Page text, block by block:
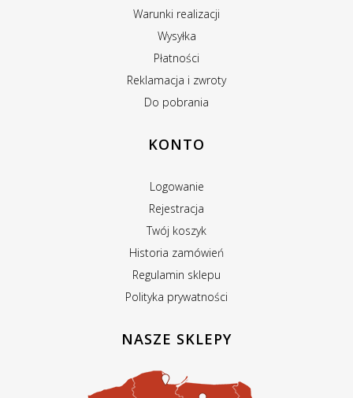
Warunki realizacji
Wysyłka
Płatności
Reklamacja i zwroty
Do pobrania
KONTO
Logowanie
Rejestracja
Twój koszyk
Historia zamówień
Regulamin sklepu
Polityka prywatności
NASZE SKLEPY